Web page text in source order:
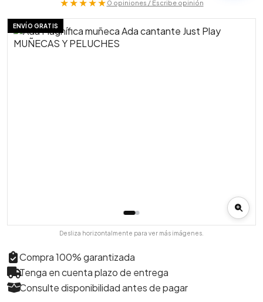
0 opiniones / Escribe opinión
ENVÍO GRATIS
Desliza horizontalmente para ver más imágenes.
Compra 100% garantizada
Tenga en cuenta plazo de entrega
Consulte disponibilidad antes de pagar